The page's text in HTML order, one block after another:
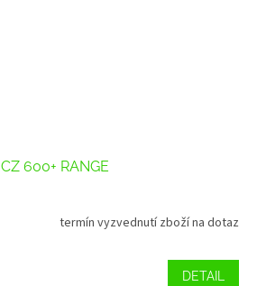
CZ 600+ RANGE
termín vyzvednutí zboží na dotaz
DETAIL